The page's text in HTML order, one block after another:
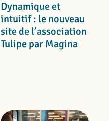
Dynamique et
intuitif : le nouveau
site de l’association
Tulipe par Magina